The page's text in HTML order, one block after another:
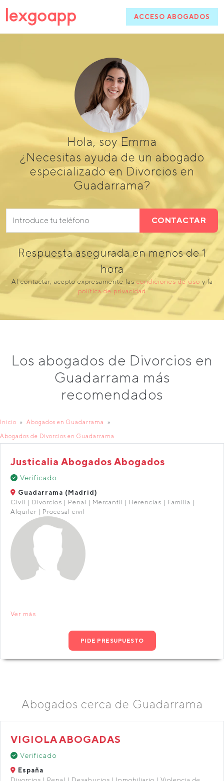
ACCESO ABOGADOS
Hola, soy Emma
¿Necesitas ayuda de un abogado
especializado en Divorcios en
Guadarrama?
CONTACTAR
Respuesta asegurada en menos de 1
hora
Al contactar, acepto expresamente las condiciones de uso y la
política de privacidad
Los abogados de Divorcios en
Guadarrama más
recomendados
Inicio Abogados en Guadarrama
Abogados de Divorcios en Guadarrama
Justicalia Abogados Abogados
Verificado
Guadarrama (Madrid)
Civil | Divorcios | Penal | Mercantil | Herencias | Familia |
Alquiler | Procesal civil
Ver más
PIDE PRESUPUESTO
Abogados cerca de Guadarrama
VIGIOLA ABOGADAS
Verificado
España